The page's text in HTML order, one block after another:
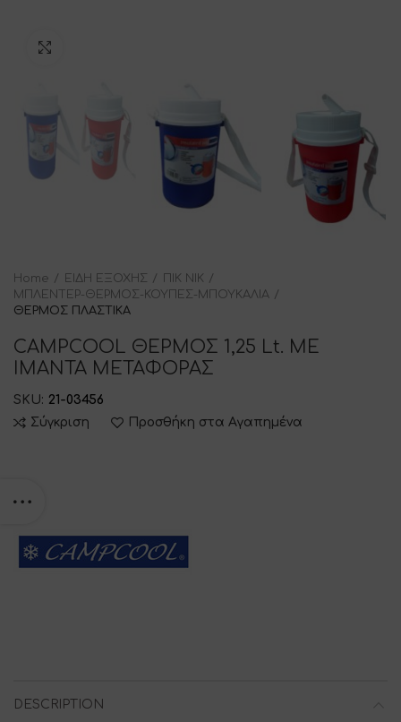
Home ΕΙΔΗ ΕΞΟΧΗΣ
ΠΙΚ ΝΙΚ
ΜΠΛΕΝΤΕΡ-ΘΕΡΜΟΣ-ΚΟΥΠΕΣ-ΜΠΟΥΚΑΛΙΑ
ΘΕΡΜΟΣ ΠΛΑΣΤΙΚΑ
CAMPCOOL ΘΕΡΜΟΣ 1,25 Lt. ΜΕ
ΙΜΑΝΤΑ ΜΕΤΑΦΟΡΑΣ
SKU: 21-03456
Σύγκριση
Προσθήκη στα Αγαπημένα
DESCRIPTION